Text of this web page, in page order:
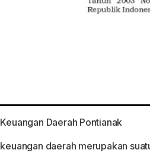
Daerah Pontianak
daerah merupakan